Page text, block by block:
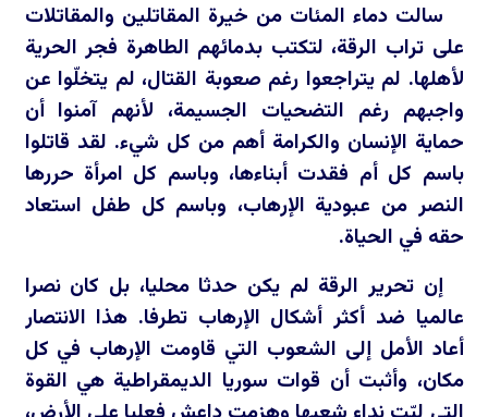
سالت دماء المئات من خيرة المقاتلين والمقاتلات
على تراب الرقة، لتكتب بدمائهم الطاهرة فجر الحرية
لأهلها. لم يتراجعوا رغم صعوبة القتال، لم يتخلّوا عن
واجبهم رغم التضحيات الجسيمة، لأنهم آمنوا أن
حماية الإنسان والكرامة أهم من كل شيء. لقد قاتلوا
باسم كل أم فقدت أبناءها، وباسم كل امرأة حررها
النصر من عبودية الإرهاب، وباسم كل طفل استعاد
حقه في الحياة.
إن تحرير الرقة لم يكن حدثا محليا، بل كان نصرا
عالميا ضد أكثر أشكال الإرهاب تطرفا. هذا الانتصار
أعاد الأمل إلى الشعوب التي قاومت الإرهاب في كل
مكان، وأثبت أن قوات سوريا الديمقراطية هي القوة